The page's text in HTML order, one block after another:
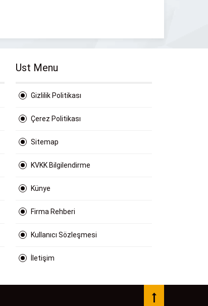
Ust Menu
Gizlilik Politikası
Çerez Politikası
Sitemap
KVKK Bilgilendirme
Künye
Firma Rehberi
Kullanıcı Sözleşmesi
İletişim